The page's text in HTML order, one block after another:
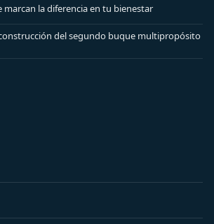
marcan la diferencia en tu bienestar
del segundo buque multipropósito